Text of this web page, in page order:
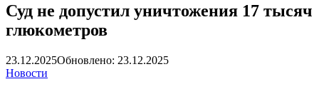
Суд не допустил уничтожения 17 тысяч
глюкометров
23.12.2025Обновлено: 23.12.2025
Новости